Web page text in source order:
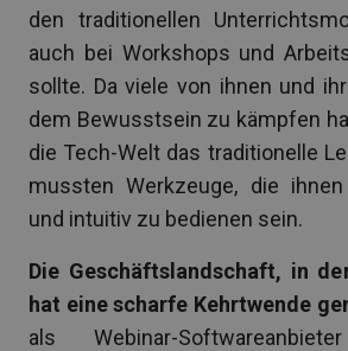
den traditionellen
auch bei Workshops und
sollte. Da viele von ihnen und
dem Bewusstsein zu kämpfen
die Tech-Welt das traditionelle
mussten Werkzeuge, die
und intuitiv zu bedienen sein.
Die Geschäftslandschaft, in
hat eine scharfe Kehrtwende
als Webinar-